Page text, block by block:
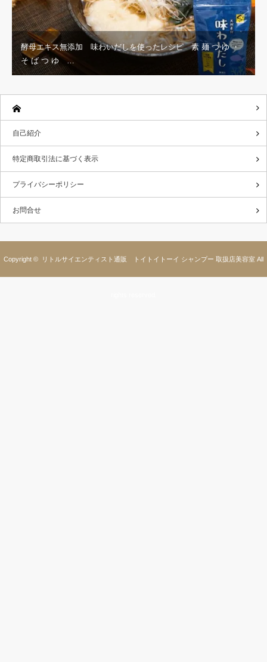
酵母エキス無添加 味わいだしを使ったレシピ 素 麺 つ ゆ ・
そ ば つ ゆ …
自己紹介
特定商取引法に基づく表示
プライバシーポリシー
お問合せ
Copyright © リトルサイエンティスト通販 トイトイトーイ シャンプー 取扱店美容室 All